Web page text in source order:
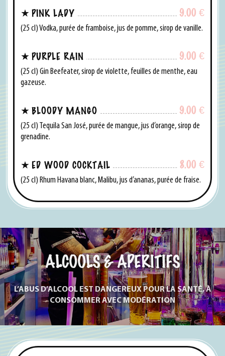
9.00 €
PINK LADY
(25 cl) Vodka, purée de framboise, jus de pomme, sirop de vanille.
9.00 €
PURPLE RAIN
(25 cl) Gin Beefeater, sirop de violette, feuilles de menthe, eau
gazeuse.
9.00 €
BLOODY MANGO
(25 cl) Tequila San José, purée de mangue, jus d’orange, sirop de
grenadine.
8.00 €
ED WOOD COCKTAIL
(25 cl) Rhum Havana blanc, Malibu, jus d’ananas, purée de fraise.
ALCOOLS & APERITIFS
L’ABUS D’ALCOOL EST DANGEREUX POUR LA SANTÉ, À
CONSOMMER AVEC MODÉRATION